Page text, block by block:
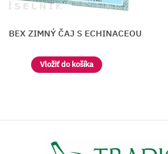
ZIMNÝ ČAJ S ECHINACEOU
Vložiť do košíka